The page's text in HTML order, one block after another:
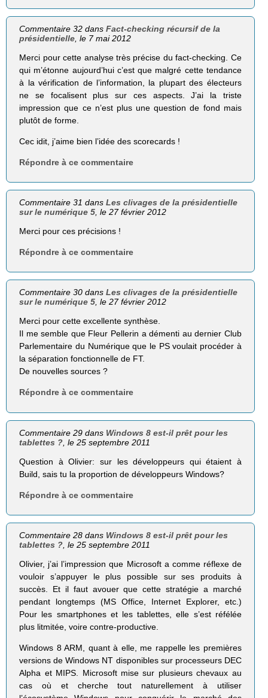
Commentaire 32 dansFact-checking récursif de la
présidentielle , le 7 mai 2012
Merci pour cette analyse très précise du fact-checking. Ce
qui m’étonne aujourd’hui c’est que malgré cette tendance
à la vérification de l’information, la plupart des électeurs
ne se focalisent plus sur ces aspects. J’ai la triste
impression que ce n’est plus une question de fond mais
plutôt de forme.
Cec idit, j’aime bien l’idée des scorecards !
Répondre à ce commentaire
Commentaire 31 dansLes clivages de la présidentielle
sur le numérique 5 , le 27 février 2012
Merci pour ces précisions !
Répondre à ce commentaire
Commentaire 30 dansLes clivages de la présidentielle
sur le numérique 5, le 27 février 2012
Merci pour cette excellente synthèse.
Il me semble que Fleur Pellerin a démenti au dernier Club
Parlementaire du Numérique que le PS voulait procéder à
la séparation fonctionnelle de FT.
De nouvelles sources ?
Répondre à ce commentaire
Commentaire 29 dans Windows 8 est-il prêt pour les
tablettes ? , le 25 septembre 2011
Question à Olivier: sur les développeurs qui étaient à
Build, sais tu la proportion de développeurs Windows?
Répondre à ce commentaire
Commentaire 28 dans Windows 8 est-il prêt pour les
tablettes ? , le 25 septembre 2011
Olivier, j’ai l’impression que Microsoft a comme réflexe de
vouloir s’appuyer le plus possible sur ses produits à
succès. Et il faut avouer que cette stratégie a marché
pendant longtemps (MS Office, Internet Explorer, etc.)
Pour les smartphones et les tablettes, elle s’est réfélée
plus litmitée, voire contre-productive.
Windows 8 ARM, quant à elle, me rappelle les premières
versions de Windows NT disponibles sur processeurs DEC
Alpha et MIPS. Microsoft mise sur plusieurs chevaux au
cas où et cherche tout naturellement à utiliser